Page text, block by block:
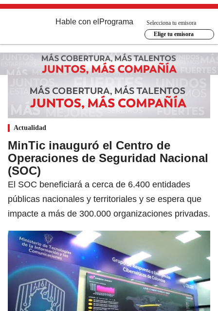
Hable con el Programa
Selecciona tu emisora
Elige tu emisora
Actualidad
MinTic inauguró el Centro de
Operaciones de Seguridad Nacional
(SOC)
El SOC beneficiará a cerca de 6.400 entidades
públicas nacionales y territoriales y se espera que
impacte a más de 300.000 organizaciones privadas.